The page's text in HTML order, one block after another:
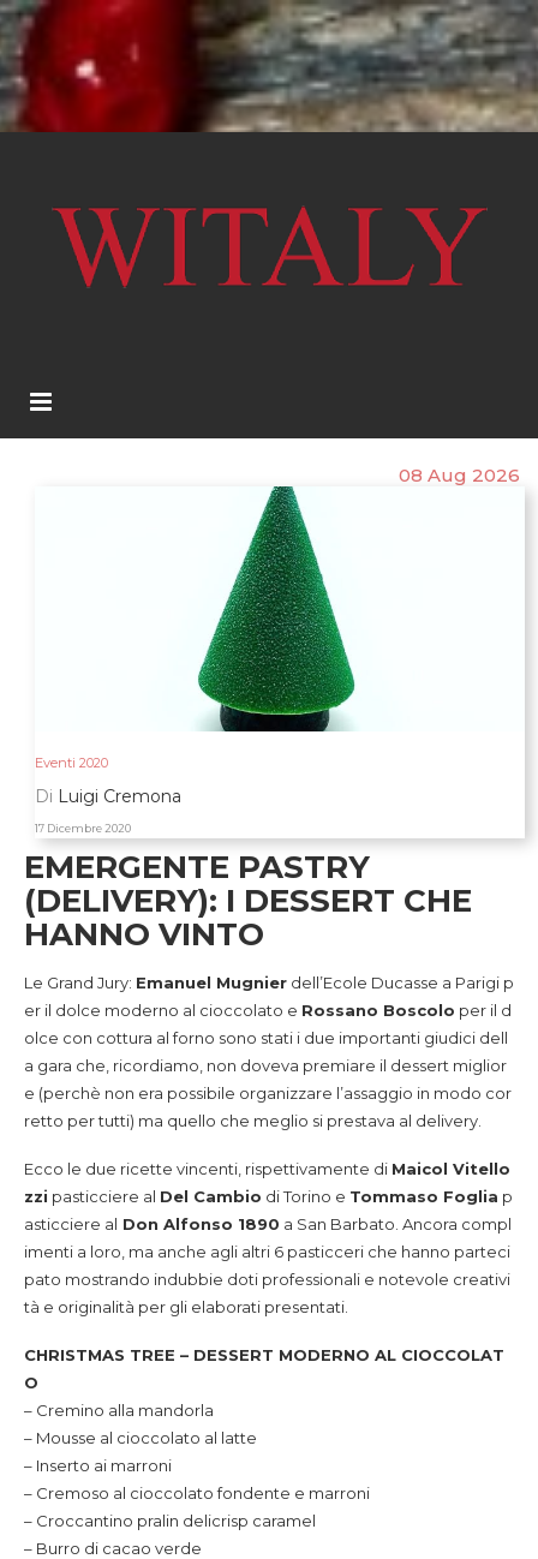
08 Aug 2026
Eventi 2020
Di Luigi Cremona
17 Dicembre 2020
EMERGENTE PASTRY
(DELIVERY): I DESSERT CHE
HANNO VINTO
Le Grand Jury: Emanuel Mugnier dell’Ecole Ducasse a Parigi p
er il dolce moderno al cioccolato e Rossano Boscolo per il d
olce con cottura al forno sono stati i due importanti giudici dell
a gara che, ricordiamo, non doveva premiare il dessert miglior
e (perchè non era possibile organizzare l’assaggio in modo cor
retto per tutti) ma quello che meglio si prestava al delivery.
Ecco le due ricette vincenti, rispettivamente di Maicol Vitello
zzi pasticciere al Del Cambio di Torino e Tommaso Foglia p
asticciere al Don Alfonso 1890 a San Barbato. Ancora compl
imenti a loro, ma anche agli altri 6 pasticceri che hanno parteci
pato mostrando indubbie doti professionali e notevole creativi
tà e originalità per gli elaborati presentati.
CHRISTMAS TREE – DESSERT MODERNO AL CIOCCOLAT
O
– Cremino alla mandorla
– Mousse al cioccolato al latte
– Inserto ai marroni
– Cremoso al cioccolato fondente e marroni
– Croccantino pralin delicrisp caramel
– Burro di cacao verde